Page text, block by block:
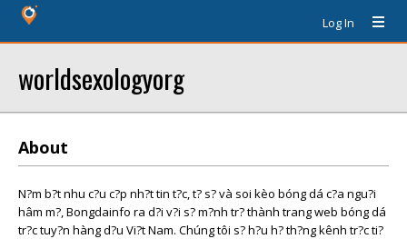
Log In
worldsexologyorg
About
N?m b?t nhu c?u c?p nh?t tin t?c, t? s? và soi kèo bóng dá c?a ngu?i
hâm m?, Bongdainfo ra d?i v?i s? m?nh tr? thành trang web bóng dá
tr?c tuy?n hàng d?u Vi?t Nam. Chúng tôi s? h?u h? th?ng kênh tr?c ti?